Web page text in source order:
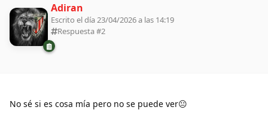
Adiran
Escrito el día 23/04/2026 a las 14:19
Respuesta #2
No sé si es cosa mía pero no se puede ver😐